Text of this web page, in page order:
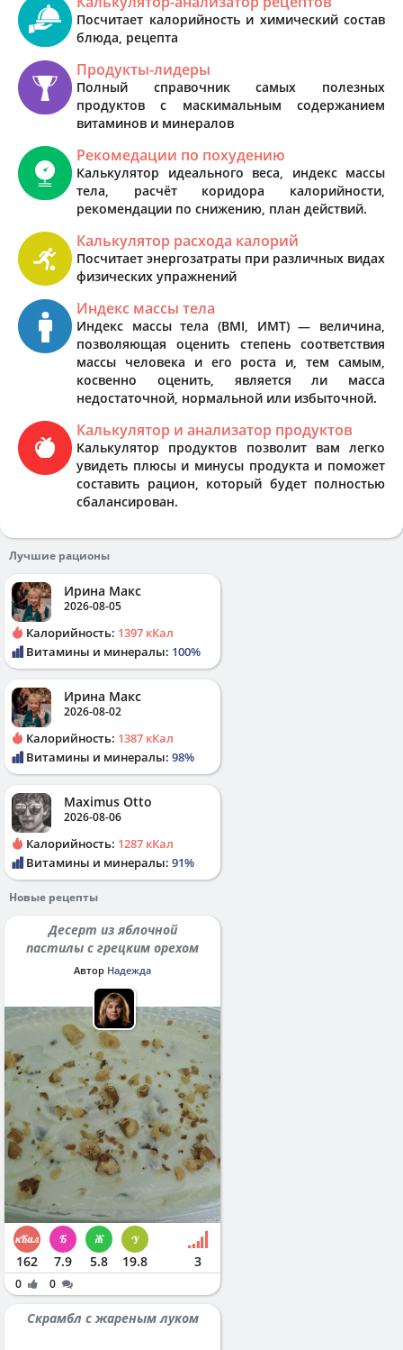
Посчитает калорийность и химический состав
блюда, рецепта
Продукты-лидеры
Полный справочник самых полезных
продуктов с маскимальным содержанием
витаминов и минералов
Рекомедации по похудению
Калькулятор идеального веса, индекс массы
тела, расчёт коридора калорийности,
рекомендации по снижению, план действий.
Калькулятор расхода калорий
Посчитает энергозатраты при различных видах
физических упражнений
Индекс массы тела
Индекс массы тела (BMI, ИМТ) — величина,
позволяющая оценить степень соответствия
массы человека и его роста и, тем самым,
косвенно оценить, является ли масса
недостаточной, нормальной или избыточной.
Калькулятор и анализатор продуктов
Калькулятор продуктов позволит вам легко
увидеть плюсы и минусы продукта и поможет
составить рацион, который будет полностью
сбалансирован.
Лучшие рационы
Ирина Макс
2026-08-05
Калорийность: 1397 кКал
Витамины и минералы: 100%
Ирина Макс
2026-08-02
Калорийность: 1387 кКал
Витамины и минералы: 98%
Maximus Otto
2026-08-06
Калорийность: 1287 кКал
Витамины и минералы: 91%
Новые рецепты
Десерт из яблочной
пастилы с грецким орехом
Автор Надежда
162 7.9 5.8 19.8 3
0 0
Скрамбл с жареным луком